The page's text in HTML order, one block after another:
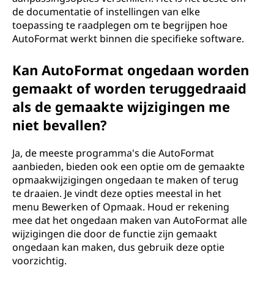
de documentatie of instellingen van elke
toepassing te raadplegen om te begrijpen hoe
AutoFormat werkt binnen die specifieke software.
Kan AutoFormat ongedaan worden
gemaakt of worden teruggedraaid
als de gemaakte wijzigingen me
niet bevallen?
Ja, de meeste programma's die AutoFormat
aanbieden, bieden ook een optie om de gemaakte
opmaakwijzigingen ongedaan te maken of terug
te draaien. Je vindt deze opties meestal in het
menu Bewerken of Opmaak. Houd er rekening
mee dat het ongedaan maken van AutoFormat alle
wijzigingen die door de functie zijn gemaakt
ongedaan kan maken, dus gebruik deze optie
voorzichtig.